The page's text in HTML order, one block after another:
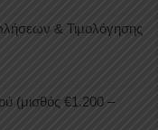
& Τιμολόγησης
(μισθός €1.200 –